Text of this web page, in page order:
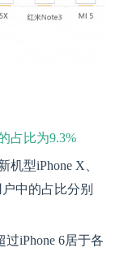
占比为9.3%
型iPhone X、
户中的占比分别
过iPhone 6居于各